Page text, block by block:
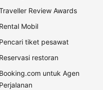
Review Awards
Rental Mobil
Pencari tiket pesawat
Reservasi restoran
Booking.com untuk Agen
Perjalanan